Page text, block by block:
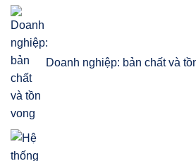
Doanh nghiệp: bản chất và